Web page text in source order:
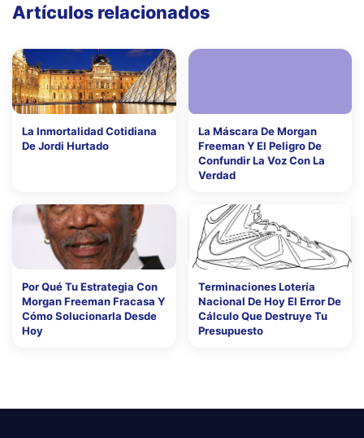
Artículos relacionados
La Inmortalidad Cotidiana
De Jordi Hurtado
La Máscara De Morgan
Freeman Y El Peligro De
Confundir La Voz Con La
Verdad
Por Qué Tu Estrategia Con
Morgan Freeman Fracasa Y
Cómo Solucionarla Desde
Hoy
Terminaciones Lotería
Nacional De Hoy El Error De
Cálculo Que Destruye Tu
Presupuesto